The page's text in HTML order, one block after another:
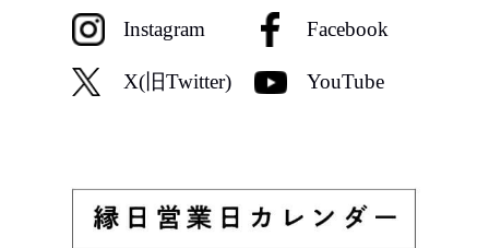
Instagram Facebook
X(旧Twitter) YouTube